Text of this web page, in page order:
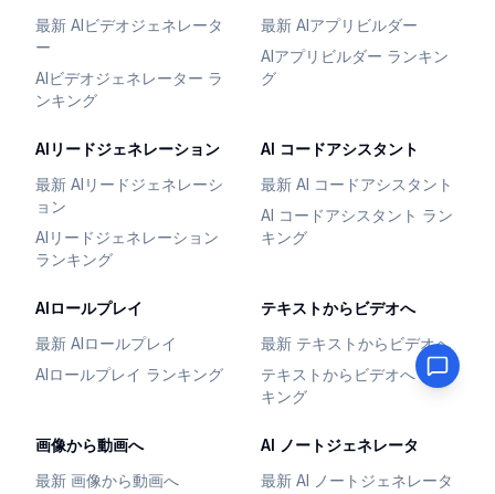
最新 AIビデオジェネレータ
ー
AIビデオジェネレーター ラ
ンキング
最新 AIアプリビルダー
AIアプリビルダー ランキン
グ
AIリードジェネレーション
最新 AIリードジェネレーシ
ョン
AIリードジェネレーション
ランキング
AI コードアシスタント
最新 AI コードアシスタント
AI コードアシスタント ラン
キング
AIロールプレイ
最新 AIロールプレイ
AIロールプレイ ランキング
テキストからビデオへ
最新 テキストからビデオへ
テキストからビデオへ ラン
キング
画像から動画へ
最新 画像から動画へ
AI ノートジェネレータ
最新 AI ノートジェネレータ